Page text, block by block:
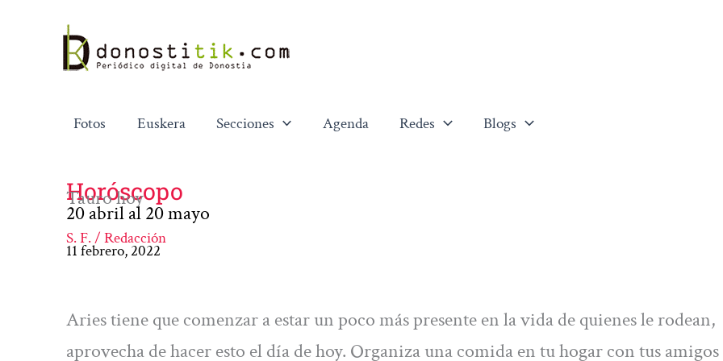
contenido
Fotos Euskera Secciones Agenda Redes Blogs
Horóscopo
Tauro hoy
20 abril al 20 mayo
S. F. / Redacción
11 febrero, 2022
Aries tiene que comenzar a estar un poco más presente en la vida de quienes le rodean,
aprovecha de hacer esto el día de hoy. Organiza una comida en tu hogar con tus amigos